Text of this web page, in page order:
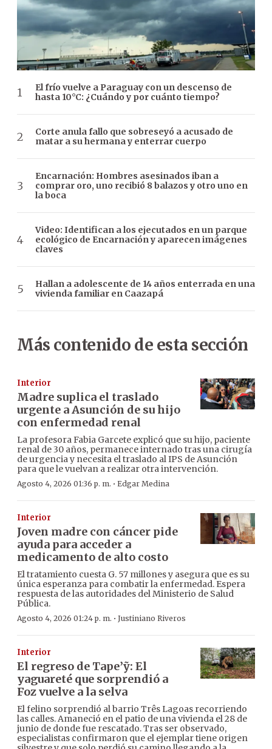
El frío vuelve a Paraguay con un descenso de
hasta 10°C: ¿Cuándo y por cuánto tiempo?
Corte anula fallo que sobreseyó a acusado de
matar a su hermana y enterrar cuerpo
Encarnación: Hombres asesinados iban a
comprar oro, uno recibió 8 balazos y otro uno en
la boca
Video: Identifican a los ejecutados en un parque
ecológico de Encarnación y aparecen imágenes
claves
Hallan a adolescente de 14 años enterrada en una
vivienda familiar en Caazapá
Más contenido de esta sección
Interior
Madre suplica el traslado
urgente a Asunción de su hijo
con enfermedad renal
La profesora Fabia Garcete explicó que su hijo, paciente
renal de 30 años, permanece internado tras una cirugía
de urgencia y necesita el traslado al IPS de Asunción
para que le vuelvan a realizar otra intervención.
Agosto 4, 2026 01:36 p. m. · Edgar Medina
Interior
Joven madre con cáncer pide
ayuda para acceder a
medicamento de alto costo
El tratamiento cuesta G. 57 millones y asegura que es su
única esperanza para combatir la enfermedad. Espera
respuesta de las autoridades del Ministerio de Salud
Pública.
Agosto 4, 2026 01:24 p. m. · Justiniano Riveros
Interior
El regreso de Tape’ỹ: El
yaguareté que sorprendió a
Foz vuelve a la selva
El felino sorprendió al barrio Três Lagoas recorriendo
las calles. Amaneció en el patio de una vivienda el 28 de
junio de donde fue rescatado. Tras ser observado,
especialistas confirmaron que el ejemplar tiene origen